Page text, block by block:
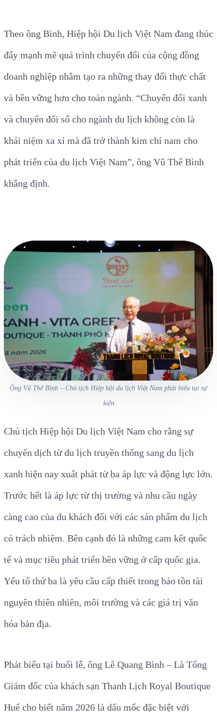
Theo ông Bình, Hiệp hội Du lịch Việt Nam đang thúc
đẩy mạnh mẽ quá trình chuyển đổi của cộng đồng
doanh nghiệp nhằm tạo ra những thay đổi thực chất
và bền vững hơn cho toàn ngành. “Chuyển đổi xanh
và chuyển đổi số cho ngành du lịch không còn là
khái niệm xa xỉ mà đã trở thành kim chỉ nam cho
phát triển của du lịch Việt Nam”, ông Vũ Thế Bình
khẳng định.
Ông Vũ Thế Bình – Chủ tịch Hiệp hội du lịch Việt Nam phát biểu tại sự
kiện
Chủ tịch Hiệp hội Du lịch Việt Nam cho rằng sự
chuyển dịch từ du lịch truyền thống sang du lịch
xanh hiện nay xuất phát từ ba áp lực và động lực lớn.
Trước hết là áp lực từ thị trường và nhu cầu ngày
càng cao của du khách đối với các sản phẩm du lịch
có trách nhiệm. Bên cạnh đó là những cam kết quốc
tế và mục tiêu phát triển bền vững ở cấp quốc gia.
Yếu tố thứ ba là yêu cầu cấp thiết trong bảo tồn tài
nguyên thiên nhiên, môi trường và các giá trị văn
hóa bản địa.
Phát biểu tại buổi lễ, ông Lê Quang Bình – Là Tổng
Giám đốc của khách sạn Thanh Lịch Royal Boutique
Huế cho biết năm 2026 là dấu mốc đặc biệt với